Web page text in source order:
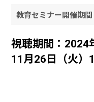
教育セミナー開催期間
視聴期間：2024
11月26日（火